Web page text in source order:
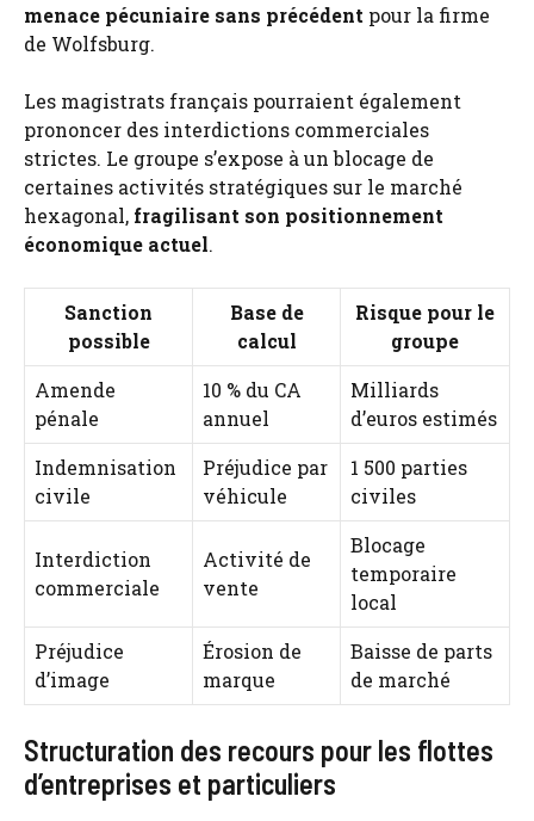
menace pécuniaire sans précédent pour la firme
de Wolfsburg.
Les magistrats français pourraient également
prononcer des interdictions commerciales
strictes. Le groupe s’expose à un blocage de
certaines activités stratégiques sur le marché
hexagonal, fragilisant son positionnement
économique actuel.
Sanction
possible
Base de
calcul
Risque pour le
groupe
Amende
pénale
10 % du CA
annuel
Milliards
d’euros estimés
Indemnisation
civile
Préjudice par
véhicule
1 500 parties
civiles
Interdiction
commerciale
Activité de
vente
Blocage
temporaire
local
Préjudice
d’image
Érosion de
marque
Baisse de parts
de marché
Structuration des recours pour les flottes
d’entreprises et particuliers